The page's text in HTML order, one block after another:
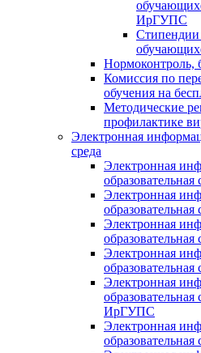
ИрГУПС
Нормоконтроль,
Комиссия по
обучения на
Методические
профилактике
Электронная
среда
Электронная
Электронная
Электронная
Электронная
Электронная
ИрГУПС
Электронная